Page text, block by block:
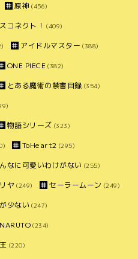
原神 (456)
コネクト！ (409)
アイドルマスター (388)
ONE PIECE (382)
とある魔術の禁書目録 (354)
物語シリーズ (323)
ToHeart2 (295)
なに可愛いわけがない (255)
ヤ (249) セーラームーン (249)
少ない (247)
NARUTO (234)
(220)